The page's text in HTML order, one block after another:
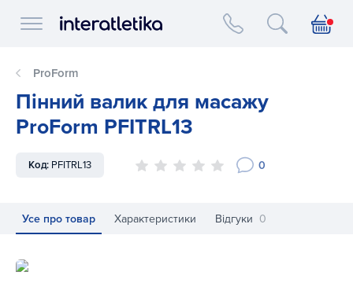
Interatletika logo
ProForm
Пінний валик для масажу
ProForm PFITRL13
Код: PFITRL13 0
Усе про товар Характеристики Відгуки 0
Пінний валик для масажу ProForm PFITRL13